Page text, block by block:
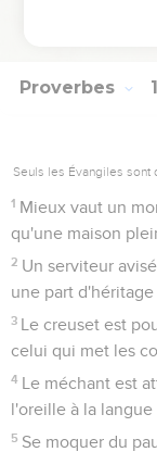
Proverbes
Seuls les Évangiles sont
1 Mieux vaut un
qu'une maison
2 Un serviteur
une part d'héritage
3 Le creuset est
celui qui met les
4 Le méchant est
l'oreille à la langue
5 Se moquer du